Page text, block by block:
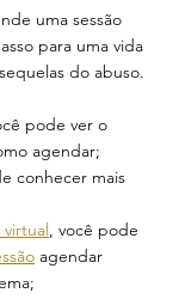
uma sessão
para uma vida
do abuso.
pode ver o
agendar;
conhecer mais
, você pode
agendar